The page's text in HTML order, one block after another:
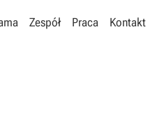
Zespół Praca Kontakt